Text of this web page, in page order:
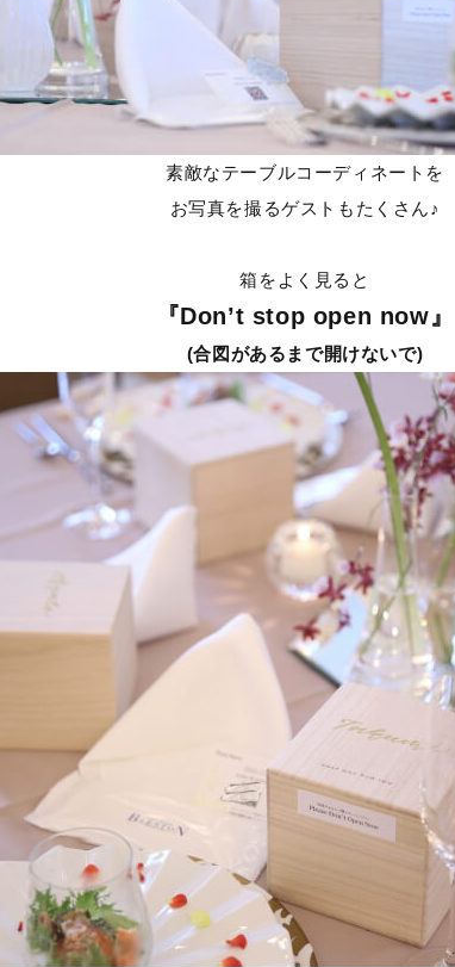
素敵なテーブルコーディネートを
お写真を撮るゲストもたくさん♪
箱をよく見ると
『Don’t stop open now』
(合図があるまで開けないで)